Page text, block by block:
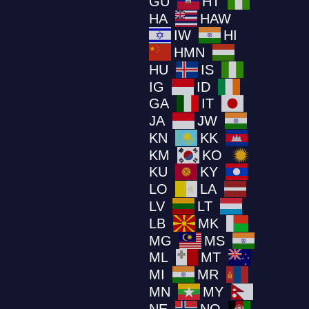
HA
HAW
IW
HI
HMN
HU
IS
IG
ID
GA
IT
JA
JW
KN
KK
KM
KO
KU
KY
LO
LA
LV
LT
LB
MK
MG
MS
ML
MT
MI
MR
MN
MY